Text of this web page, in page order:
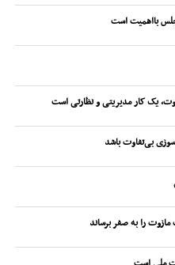
بااهمیت است
یک کار مدیریتی و نظارتی است
بی‌تفاوت باشد
را به صفر برساند